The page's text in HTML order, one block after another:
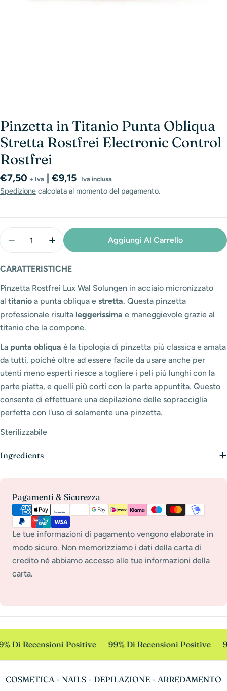
Pinzetta in Titanio Punta Obliqua
Stretta Rostfrei Electronic Control
Rostfrei
Prezzo
normale
€7,50 + Iva | €9,15 Iva inclusa
Spedizione calcolata al momento del pagamento.
Diminuisci La Quantità Per Pinzetta In Titanio
Aumenta La Quantità Per Pinzetta In
Aggiungi Al Carrello
CARATTERISTICHE
Pinzetta Rostfrei Lux Wal Solungen in acciaio micronizzato
al titanio a punta obliqua e stretta. Questa pinzetta
professionale risulta leggerissima e maneggievole grazie al
titanio che la compone.
La punta obliqua è la tipologia di pinzetta più classica e amata
da tutti, poichè oltre ad essere facile da usare anche per
utenti meno esperti riesce a togliere i peli più lunghi con la
parte piatta, e quelli più corti con la parte appuntita. Questo
consente di effettuare una depilazione delle sopracciglia
perfetta con l'uso di solamente una pinzetta.
Sterilizzabile
Ingredients
Pagamenti & Sicurezza
Metodi
pagamento
Le tue informazioni di pagamento vengono elaborate in
modo sicuro. Non memorizziamo i dati della carta di
credito né abbiamo accesso alle tue informazioni della
carta.
Di Recensioni Positive 99% Di Recensioni Positive
COSMETICA - NAILS - DEPILAZIONE - ARREDAMENTO